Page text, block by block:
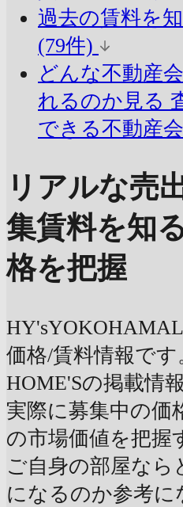
過去の賃料を
(79件)
どんな不動産
れるのか見る
できる不動産
リアルな売
集賃料を知
格を把握
価格/賃料情報で
HOME'Sの掲載情
実際に募集中の価
の市場価値を把握
ご自身の部屋な
になるのか参考に